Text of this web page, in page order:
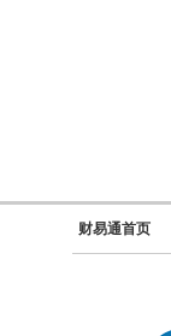
财易通首页